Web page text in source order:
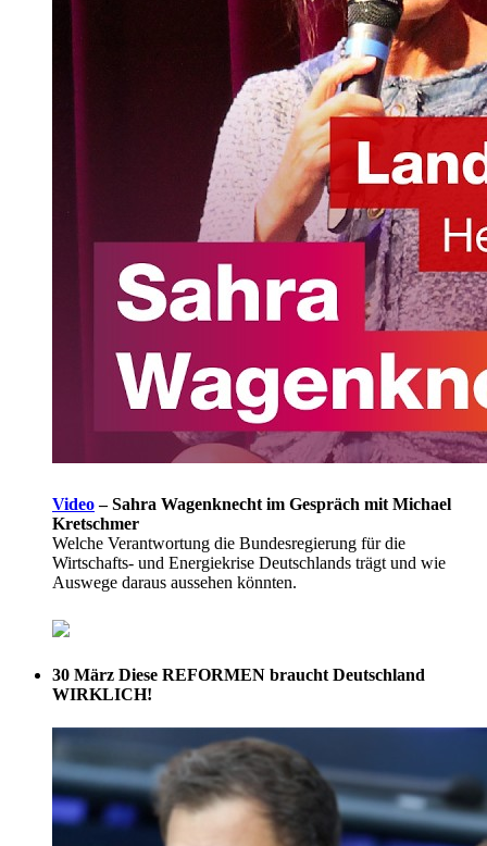
Video– Sahra Wagenknecht im Gespräch mit Michael
Kretschmer
Welche Verantwortung die Bundesregierung für die
Wirtschafts- und Energiekrise Deutschlands trägt und wie
Auswege daraus aussehen könnten.
30 März Diese REFORMEN braucht Deutschland
WIRKLICH!